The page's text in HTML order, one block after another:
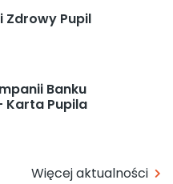
Zdrowy Pupil
Banku
Karta Pupila
Więcej aktualności